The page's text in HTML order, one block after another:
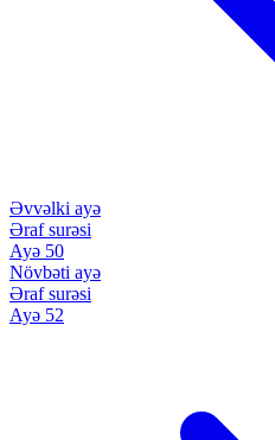
Əvvəlki ayə
Əraf surəsi
Ayə 50
Növbəti ayə
Əraf surəsi
Ayə 52